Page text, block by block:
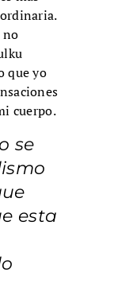
no
que yo
cuerpo.
se
esta